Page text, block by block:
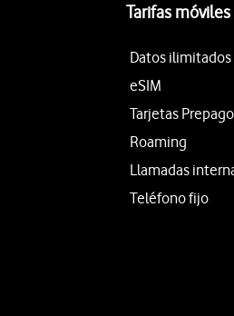
Tarifas móviles
Datos ilimitados
eSIM
Tarjetas
Roaming
Llamadas
Teléfono fijo